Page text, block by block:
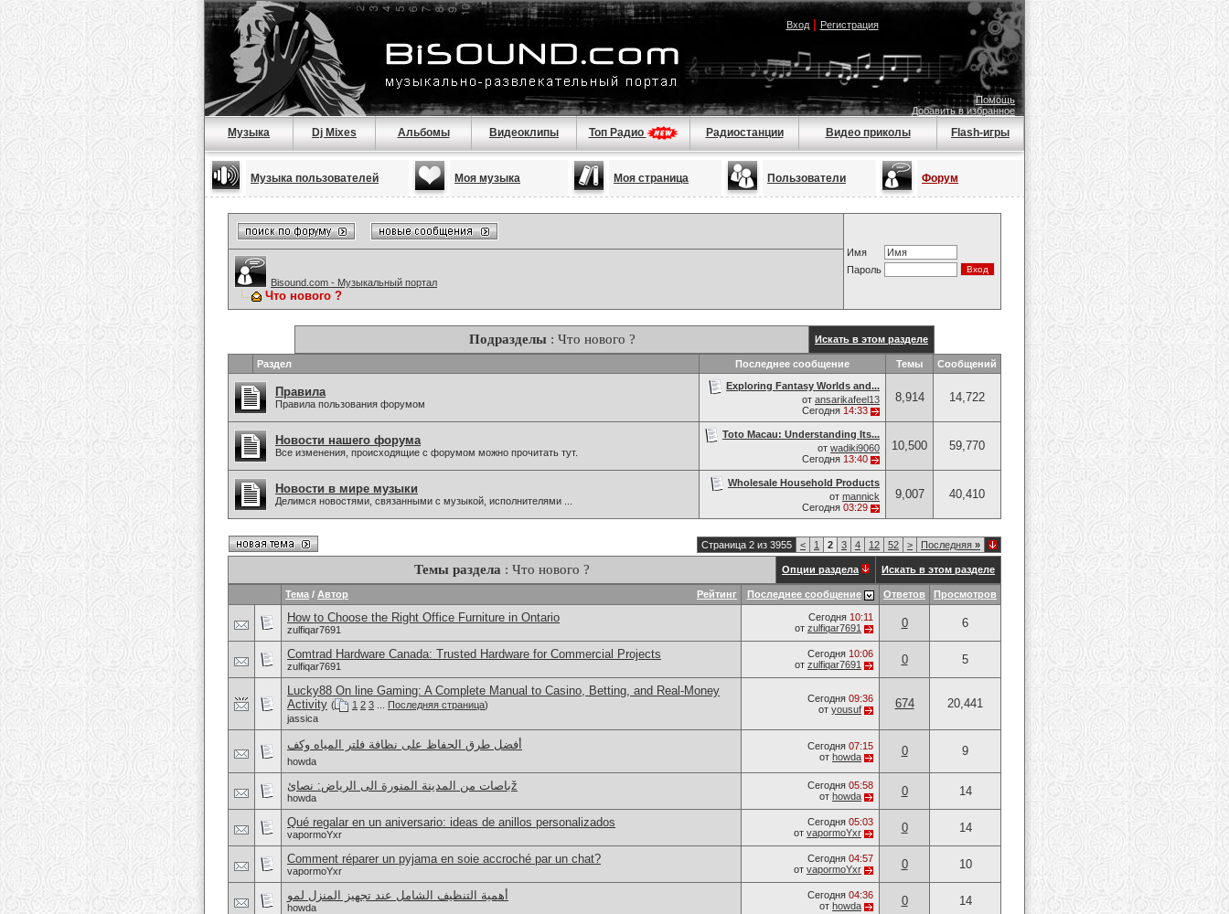
Вход| Регистрация
Помощь
Добавить в избранное
Музыка Dj Mixes Альбомы Видеоклипы Топ Радио Радиостанции Видео приколы Flash-игры
Музыка пользователей Моя музыка Моя страница Пользователи Форум
Имя
Пароль
Bisound.com - Музыкальный портал
Что нового ?
Подразделы: Что нового ? Искать в этом разделе
Раздел Последнее сообщение Темы Сообщений
Правила
Правила пользования форумом
Exploring Fantasy Worlds and...
от ansarikafeel13
Сегодня 14:33
8,914 14,722
Новости нашего форума
Все изменения, происходящие с форумом можно прочитать тут.
Toto Macau: Understanding Its...
от wadiki9060
Сегодня 13:40
10,500 59,770
Новости в мире музыки
Делимся новостями, связанными с музыкой, исполнителями ...
Wholesale Household Products
от mannick
Сегодня 03:29
9,007 40,410
Страница 2 из 3955 < 1 2 3 4 12 52 > Последняя »
Темы раздела : Что нового ? Опции раздела Искать в этом разделе
Рейтинг
Тема / Автор Последнее сообщение Ответов Просмотров
How to Choose the Right Office Furniture in Ontario
zulfiqar7691
Сегодня 10:11
от zulfiqar7691 0 6
Comtrad Hardware Canada: Trusted Hardware for Commercial Projects
zulfiqar7691
Сегодня 10:06
от zulfiqar7691 0 5
Lucky88 On line Gaming: A Complete Manual to Casino, Betting, and Real-Money
Activity ( 1 2 3 Последняя страница)
jassica
Сегодня 09:36
от yousuf 674 20,441
howda
Сегодня 07:15
от howda 0 9
باصات من المدينة المنورة الى الرياض: نصائž
howda
Сегодня 05:58
от howda 0 14
Qué regalar en un aniversario: ideas de anillos personalizados
vapormoYxr
Сегодня 05:03
от vapormoYxr 0 14
Comment réparer un pyjama en soie accroché par un chat?
vapormoYxr
Сегодня 04:57
от vapormoYxr 0 10
أهمية التنظيف الشامل عند تجهيز المنزل لمو
howda
Сегодня 04:36
от howda 0 14